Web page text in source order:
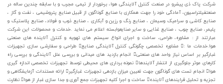
شرکت پاک ذی پیشرو در صنعت کنترل آلایندگی هوا، برخوردار از تیمی مجرب و با سابقه چندین ساله در
صنعتفیلتراسیون، آمادگی خود را جهت همکاری با صنایع گوناگون از قبیل صنایع پتروشیمی ، نفت و گاز ،
صنایع کاشی و سرامیک وسیمان ، صنایع رنگ و رزین و آبکاری ، صنایع ذوب و فولاد، صنایع پلاستیک و
پلیمر، صنایع چوب ، صنایع غذایی و سایر صنایعوابسته اعلام می نماید .خدمات و محصولات این شرکت
عبارتند از : مشاوره، طراحی، ساخت و اجرای انواع سیستم های تهویه و کنترل آلاینده های صنعتی
هوا.خدمات ما : مشاوره تخصصی چگونگی کنترل آلایندگی صنایع طراحی و سفارشی سازی تجهیزات
غبارگیر بر اساس نیاز واحد های صنعتی انجام بازدید های میدانی و بررسی علل آلایندگی و بررسی راه
کارهای موثر جلوگیری از انتشار آلایندها نمونه برداری های محیطی توسط تجهیزات تخصصی اندازه گیری
هوا انجام تست های گوناگون جهت تعیین میزان بازدهی تجهیزات غبارگیر ارائه مستندات آزمایشگاهی و
تجزیه و تحلیل فرایندهای آلاینده ساخت و اجرا کلیه تجهیزات جمع آوری و جدا سازی غبار از هوا نظارت